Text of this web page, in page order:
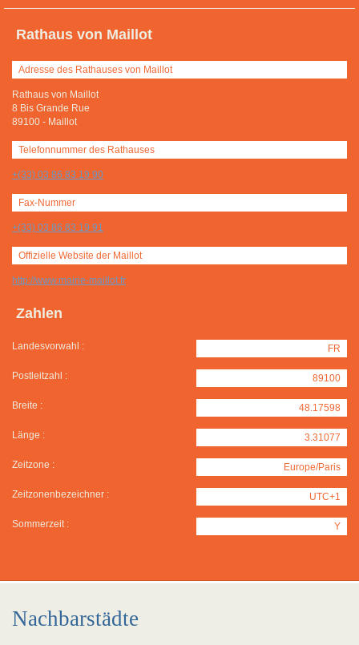
Rathaus von Maillot
Adresse des Rathauses von Maillot
Rathaus von Maillot
8 Bis Grande Rue
89100 - Maillot
Telefonnummer des Rathauses
+(33) 03 86 83 19 90
Fax-Nummer
+(33) 03 86 83 19 91
Offizielle Website der Maillot
http://www.mairie-maillot.fr
Zahlen
Landesvorwahl : FR
Postleitzahl : 89100
Breite : 48.17598
Länge : 3.31077
Zeitzone : Europe/Paris
Zeitzonenbezeichner : UTC+1
Sommerzeit : Y
Nachbarstädte